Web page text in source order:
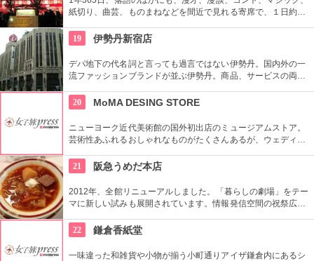
紙切り、曲芸、ものまねなどを間近で見れる寄席で、１日約４
由席。
19 伊勢丹新宿店
デパ地下の代名詞と言っても過言ではない伊勢丹。国内外の一
流ファッションブランドが並ぶ伊勢丹。商品、サービスの両面
とメンズ館があり、百貨店業界では衣料品の売上高日本一を誇
っている。
20 MoMA DESING STORE
ニューヨーク近代美術館の国外初出店のミュージアムストア。
芸術性あふれるおしゃれなものがたくさんあるが、ウェディン
21
阪急うめだ本店
2012年、全館リニューアルしました。「暮らしの劇場」をテー
マに新しい試みも展開されています。情報発信空間の祝祭広場
した「うめだスーク」、20店以上が出店するレストラン街、シ
ョーケースがズラリと並ぶスイーツブティックストリートなど
魅力満載です。
22 鎌倉香紙堂
一味違った和雑貨や小物が揃う小町通りアイザ鎌倉内にあるシ